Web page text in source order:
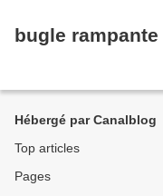
bugle rampante
Hébergé par Canalblog
Top articles
Pages